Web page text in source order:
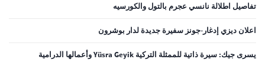
تفاصيل اطلالة نانسي عجرم بالتول والكورسيه
اعلان ديزي إدغار-جونز سفيرة جديدة لدار بوشرون
يسرى جيك: سيرة ذاتية للممثلة التركية Yüsra Geyik وأعمالها الدرامية